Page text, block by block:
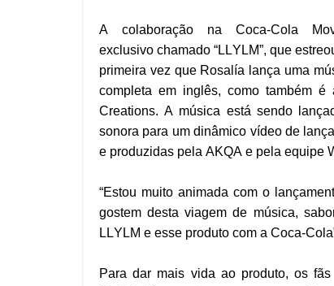
A colaboração na Coca-Cola
exclusivo chamado “LLYLM”, que
primeira vez que Rosalía lança uma
completa em inglês, como também
Creations. A música está sendo
sonora para um dinâmico vídeo de
e produzidas pela AKQA e pela equipe
“Estou muito animada com o
gostem desta viagem de música,
LLYLM e esse produto com a Coca-
Para dar mais vida ao produto, os